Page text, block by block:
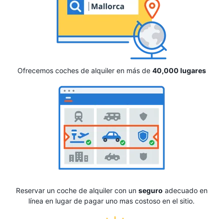
Ofrecemos coches de alquiler en más de 40,000 lugares
Reservar un coche de alquiler con un seguro adecuado en
línea en lugar de pagar uno mas costoso en el sitio.